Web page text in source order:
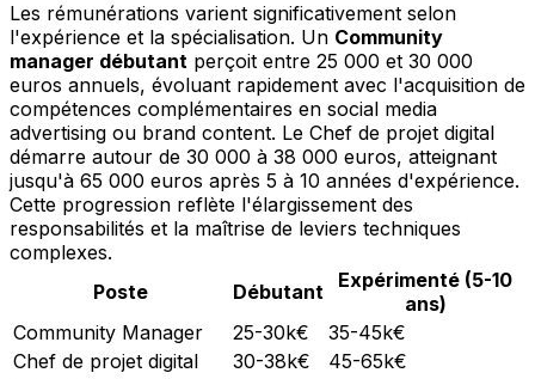
Les rémunérations varient significativement selon
l'expérience et la spécialisation. Un Community
manager débutant perçoit entre 25 000 et 30 000
euros annuels, évoluant rapidement avec l'acquisition de
compétences complémentaires en social media
advertising ou brand content. Le Chef de projet digital
démarre autour de 30 000 à 38 000 euros, atteignant
jusqu'à 65 000 euros après 5 à 10 années d'expérience.
Cette progression reflète l'élargissement des
responsabilités et la maîtrise de leviers techniques
complexes.
Poste
Débutant
Expérimenté (5-10
ans)
Community Manager
25-30k€
35-45k€
Chef de projet digital
30-38k€
45-65k€